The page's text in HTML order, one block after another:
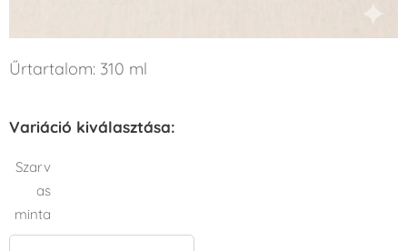
Űrtartalom: 310 ml
Variáció kiválasztása:
Szarv
as
minta